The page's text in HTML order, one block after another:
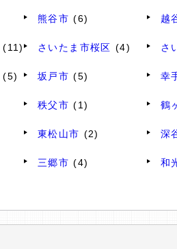
熊谷市 (6) 越
(11) さいたま市桜区 (4) さ
(5) 坂戸市 (5) 幸
秩父市 (1) 鶴
東松山市 (2) 深
三郷市 (4) 和